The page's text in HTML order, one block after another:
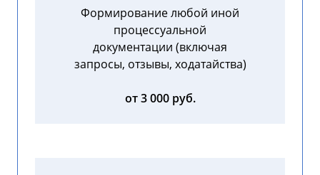
Формирование любой иной
процессуальной
документации (включая
запросы, отзывы, ходатайства)
от 3 000 руб.